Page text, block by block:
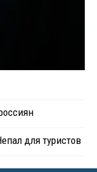
для туристов